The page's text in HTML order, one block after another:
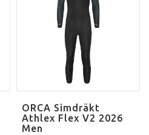
ORCA Simdräkt
Athlex Flex V2 2026
Men